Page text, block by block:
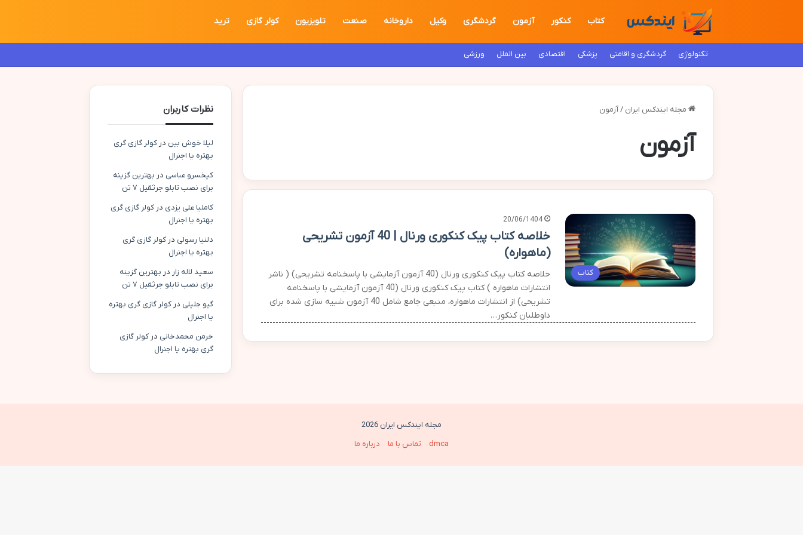
کتاب کنکور آزمون گردشگری وکیل داروخانه صنعت تلویزیون کولر گازی ترید
تکنولوژی گردشگری و اقامتی پزشکی اقتصادی بین الملل ورزشی
مجله ایندکس ایران / آزمون
آزمون
کتاب
20/06/1404
خلاصه کتاب پیک کنکوری ورنال | 40 آزمون تشریحی
(ماهواره)
خلاصه کتاب پیک کنکوری ورنال (40 آزمون آزمایشی با پاسخنامه تشریحی) ( ناشر
انتشارات ماهواره ) کتاب پیک کنکوری ورنال (40 آزمون آزمایشی با پاسخنامه
تشریحی) از انتشارات ماهواره، منبعی جامع شامل 40 آزمون شبیه سازی شده برای
داوطلبان کنکور…
نظرات کاربران
لیلا خوش بین در کولر گازی گری
بهتره یا اجنرال
کیخسرو عباسی در بهترین گزینه
برای نصب تابلو جرثقیل ۷ تن
کاملیا علی یزدی در کولر گازی گری
بهتره یا اجنرال
دلنیا رسولی در کولر گازی گری
بهتره یا اجنرال
سعید لاله زار در بهترین گزینه
برای نصب تابلو جرثقیل ۷ تن
گیو جلیلی در کولر گازی گری بهتره
یا اجنرال
خرمن محمدخانی در کولر گازی
گری بهتره یا اجنرال
مجله ایندکس ایران 2026
dmca
تماس با ما درباره ما